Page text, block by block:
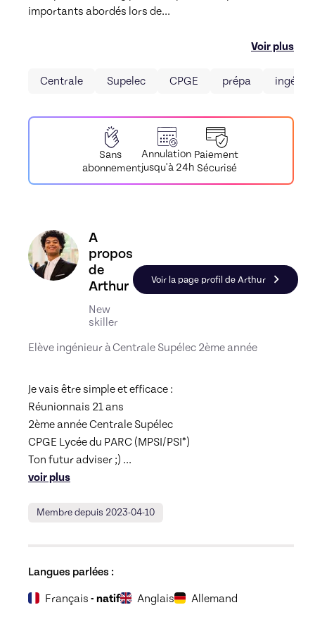
importants abordés lors de...
Voir plus
Centrale Supelec CPGE prépa
Sans
abonnement
Annulation
jusqu'à 24h
Paiement
Sécurisé
Découvrez le profil de Arthur, Skiller en
A
propos
de
Arthur
New
skiller
Voir la page profil de Arthur
Elève ingénieur à Centrale Supélec 2ème année
Je vais être simple et efficace :
Réunionnais 21 ans
2ème année Centrale Supélec
CPGE Lycée du PARC (MPSI/PSI*)
Ton futur adviser ;) ...
voir plus
Membre depuis 2023-04-10
Langues parlées :
Français - natif Anglais Allemand